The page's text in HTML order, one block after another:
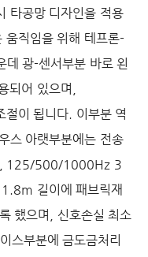
타공망 디자인을 적용
움직임을 위해 테프론-
데 광-센서부분 바로 왼
되어 있으며,
이 됩니다. 이부분 역
스 아랫부분에는 전송
, 125/500/1000Hz 3
길이에 패브릭재
했으며, 신호손실 최소
스부분에 금도금처리